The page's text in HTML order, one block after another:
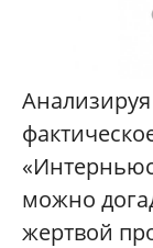
можно
жертвой